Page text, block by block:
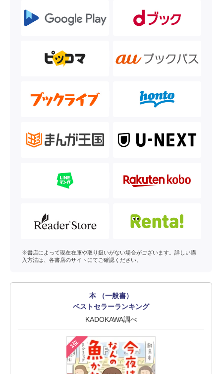
※書店によって現在在庫や取り扱いがない場合がございます。詳しい購
入方法は、各書店のサイトにてご確認ください。
本 （一般書）
ベストセラーランキング
KADOKAWA調べ
1位